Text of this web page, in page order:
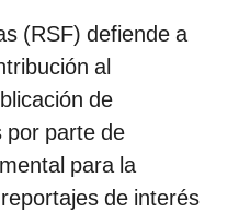
(RSF) defiende a
al
de
por parte de
para la
de interés